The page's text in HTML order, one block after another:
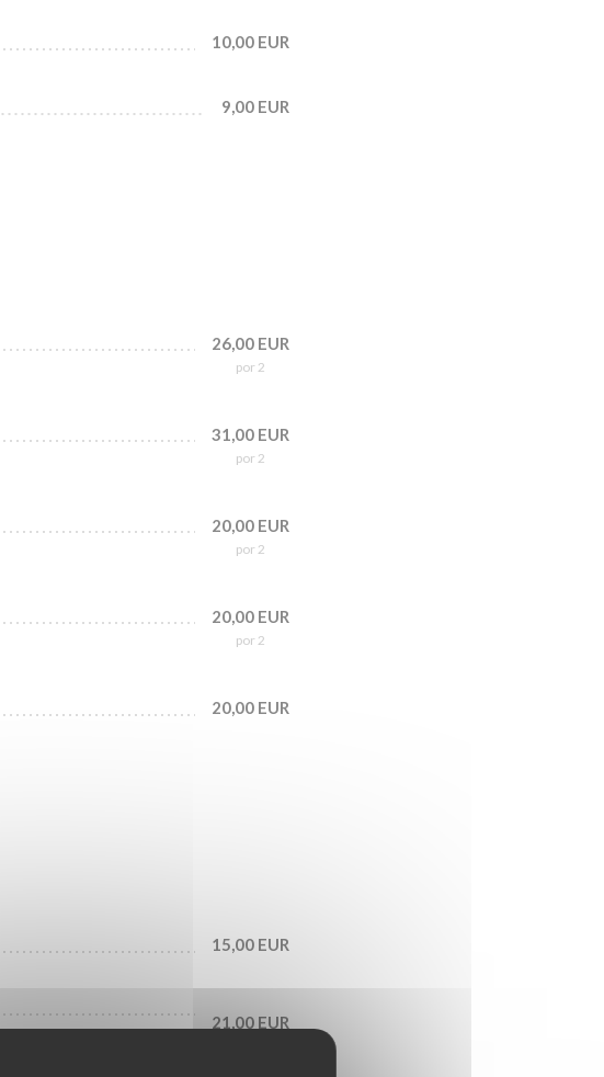
10,00 EUR
9,00 EUR
26,00 EUR
por 2
31,00 EUR
por 2
20,00 EUR
por 2
20,00 EUR
por 2
20,00 EUR
15,00 EUR
21,00 EUR